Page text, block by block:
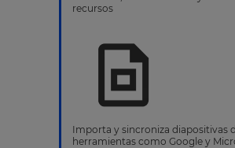
recursos
Importa y sincroniza diapositivas
herramientas como Google y